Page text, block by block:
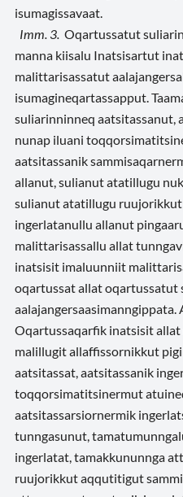
isumagissavaat.
Imm. 3. Oqartussatut
manna kiisalu Inatsisartut
malittarisassatut
isumagineqartassapput.
suliarinninneq aatsitassanut,
nunap iluani
aatsitassanik
allanut, sulianut atatillugu
sulianut atatillugu
ingerlatanullu allanut
malittarisassallu allat
inatsisit imaluunniit
oqartussat allat
aalajangersaasimanngippata.
Oqartussaqarfik inatsisit
malillugit allaffissornikkut
aatsitassat, aatsitassanik
toqqorsimatitsinermut
aatsitassarsiornermik
tunngasunut,
ingerlatat, tamakkununnga
ruujorikkut aqqutitigut